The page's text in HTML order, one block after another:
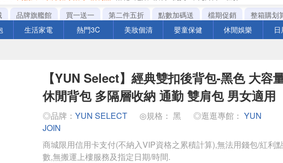
咖啡
品牌旗艦館 買一送一 第二件五折 點數加碼送 檔期促銷 整箱購划
生活家電 熱門3C 美妝個清 嬰童保健 休閒娛樂
【YUN Select】經典雙扣後背包-黑色 大容
休閒背包 多隔層收納 通勤 雙肩包 男女適用
◎品牌： YUN SELECT ◎規格： 黑 ◎逛逛專館： YUN
JOIN
商城限用信用卡支付(不納入VIP資格之累積計算),無法用錢包/紅利
數,無搬運上樓服務及指定日期/時間.